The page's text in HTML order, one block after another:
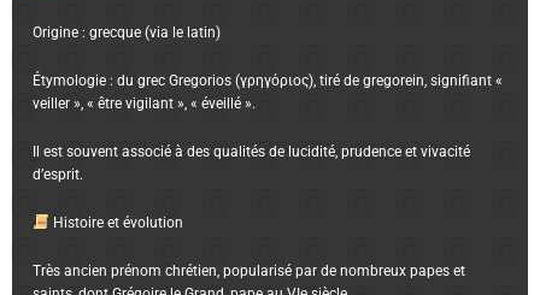
Origine : grecque (via le latin)
Étymologie : du grec Gregorios (γρηγόριος), tiré de gregorein, signifiant «
veiller », « être vigilant », « éveillé ».
Il est souvent associé à des qualités de lucidité, prudence et vivacité
d’esprit.
Histoire et évolution
Très ancien prénom chrétien, popularisé par de nombreux papes et